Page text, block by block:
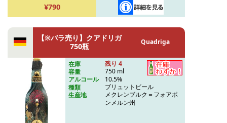
¥790
【※バラ売り】クアドリガ
750瓶
Quadriga
在庫
残り 4
容量
750 ml
アルコール
10.5%
種類
ブリュットビール
生産地
メクレンブルク＝フォアポ
ンメルン州